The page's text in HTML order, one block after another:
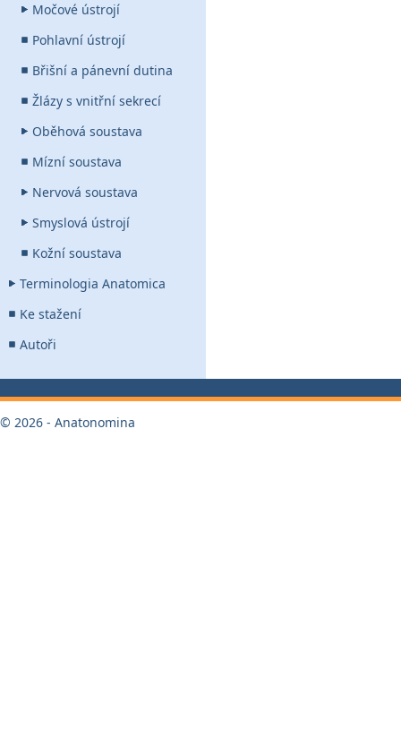
Močové ústrojí
Pohlavní ústrojí
Břišní a pánevní dutina
Žlázy s vnitřní sekrecí
Oběhová soustava
Mízní soustava
Nervová soustava
Smyslová ústrojí
Kožní soustava
Terminologia Anatomica
Ke stažení
Autoři
© 2026 - Anatonomina